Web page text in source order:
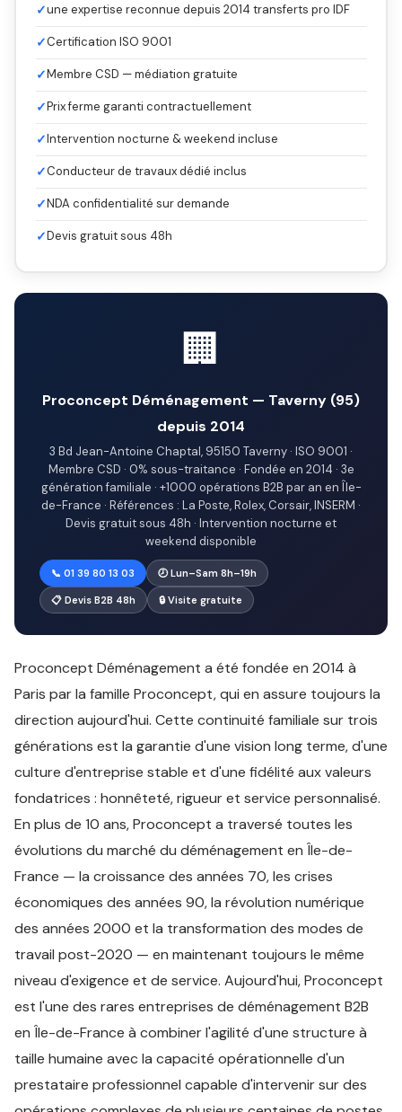
✓une expertise reconnue depuis 2014 transferts pro IDF
✓Certification ISO 9001
✓Membre CSD — médiation gratuite
✓Prix ferme garanti contractuellement
✓Intervention nocturne & weekend incluse
✓Conducteur de travaux dédié inclus
✓NDA confidentialité sur demande
✓Devis gratuit sous 48h
🏢
Proconcept Déménagement — Taverny (95)
depuis 2014
3 Bd Jean-Antoine Chaptal, 95150 Taverny · ISO 9001 ·
Membre CSD · 0% sous-traitance · Fondée en 2014 · 3e
génération familiale · +1000 opérations B2B par an en Île-
de-France · Références : La Poste, Rolex, Corsair, INSERM ·
Devis gratuit sous 48h · Intervention nocturne et
weekend disponible
📞 01 39 80 13 03 🕗 Lun–Sam 8h–19h
📋 Devis B2B 48h 🔒 Visite gratuite
Proconcept Déménagement a été fondée en 2014 à
Paris par la famille Proconcept, qui en assure toujours la
direction aujourd'hui. Cette continuité familiale sur trois
générations est la garantie d'une vision long terme, d'une
culture d'entreprise stable et d'une fidélité aux valeurs
fondatrices : honnêteté, rigueur et service personnalisé.
En plus de 10 ans, Proconcept a traversé toutes les
évolutions du marché du déménagement en Île-de-
France — la croissance des années 70, les crises
économiques des années 90, la révolution numérique
des années 2000 et la transformation des modes de
travail post-2020 — en maintenant toujours le même
niveau d'exigence et de service. Aujourd'hui, Proconcept
est l'une des rares entreprises de déménagement B2B
en Île-de-France à combiner l'agilité d'une structure à
taille humaine avec la capacité opérationnelle d'un
prestataire professionnel capable d'intervenir sur des